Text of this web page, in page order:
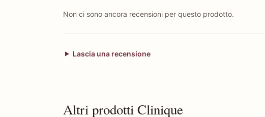
Non ci sono ancora recensioni per questo prodotto.
Lascia una recensione
Altri prodotti Clinique